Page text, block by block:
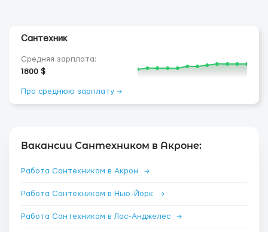
Сантехник
Средняя зарплата:
1800 $
Про среднюю зарплату →
Вакансии Сантехником в Акроне:
Работа Сантехником в Акрон →
Работа Сантехником в Нью-Йорк →
Работа Сантехником в Лос-Анджелес →